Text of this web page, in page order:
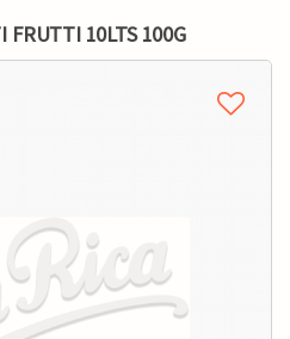
FRUTTI 10LTS 100G